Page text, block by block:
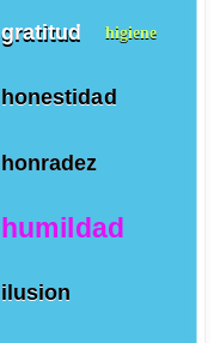
gratitud higiene
honestidad
honradez
humildad
ilusion